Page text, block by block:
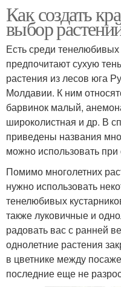
Как создать
выбор
Есть среди
предпочитают сухую
растения из лесов юга
Молдавии. К ним
барвинок малый,
широколистная и др. В
приведены названия
можно использовать при
Помимо многолетних
нужно использовать
тенелюбивых
также луковичные и
радовать вас с ранней
однолетние растения
в цветнике между
последние еще не